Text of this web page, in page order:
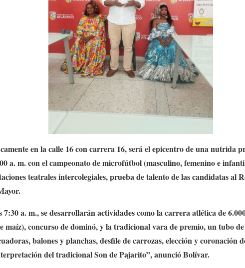
en la calle 16 con carrera 16, será el epicentro de una nutrida
a. m. con el campeonato de microfútbol (masculino, femenino e
teatrales intercolegiales, prueba de talento de las candidatas al
7:30 a. m., se desarrollarán actividades como la carrera atlética de
maíz), concurso de dominó, y la tradicional vara de premio, un tubo
balones y planchas, desfile de carrozas, elección y coronación
del tradicional Son de Pajarito”, anunció Bolívar.